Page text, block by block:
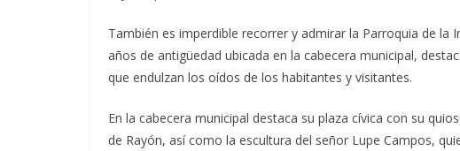
También es imperdible recorrer y admirar la Parroquia de la
años de antigüedad ubicada en la cabecera municipal,
que endulzan los oídos de los habitantes y visitantes.
En la cabecera municipal destaca su plaza cívica con su
de Rayón, así como la escultura del señor Lupe Campos,